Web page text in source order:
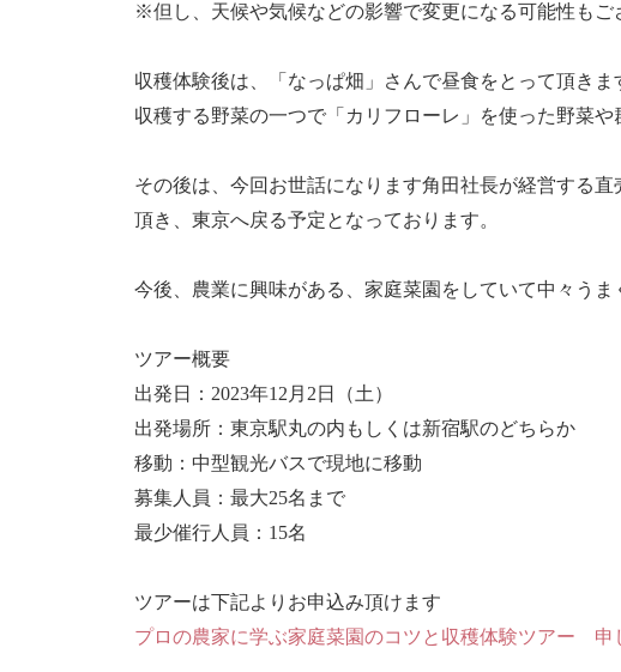
※但し、天候や気候などの影響で変更になる可能性もご
収穫体験後は、「なっぱ畑」さんで昼食をとって頂きま
収穫する野菜の一つで「カリフローレ」を使った野菜
その後は、今回お世話になります角田社長が経営する
頂き、東京へ戻る予定となっております。
今後、農業に興味がある、家庭菜園をしていて中々う
ツアー概要
出発日：2023年12月2日（土）
出発場所：東京駅丸の内もしくは新宿駅のどちらか
移動：中型観光バスで現地に移動
募集人員：最大25名まで
最少催行人員：15名
ツアーは下記よりお申込み頂けます
プロの農家に学ぶ家庭菜園のコツと収穫体験ツアー 申